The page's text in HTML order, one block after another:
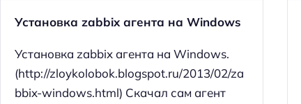
Установка zabbix агента на Windows
Установка zabbix агента на Windows.
(http://zloykolobok.blogspot.ru/2013/02/za
bbix-windows.html) Скачал сам агент